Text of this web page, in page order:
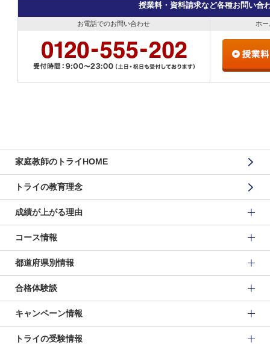
授業料・資料請求など各種お問い合
お電話でのお問い合わせ ホ
家庭教師のトライHOME
トライの教育理念
成績が上がる理由
コース情報
都道府県別情報
合格体験談
キャンペーン情報
トライの受験情報